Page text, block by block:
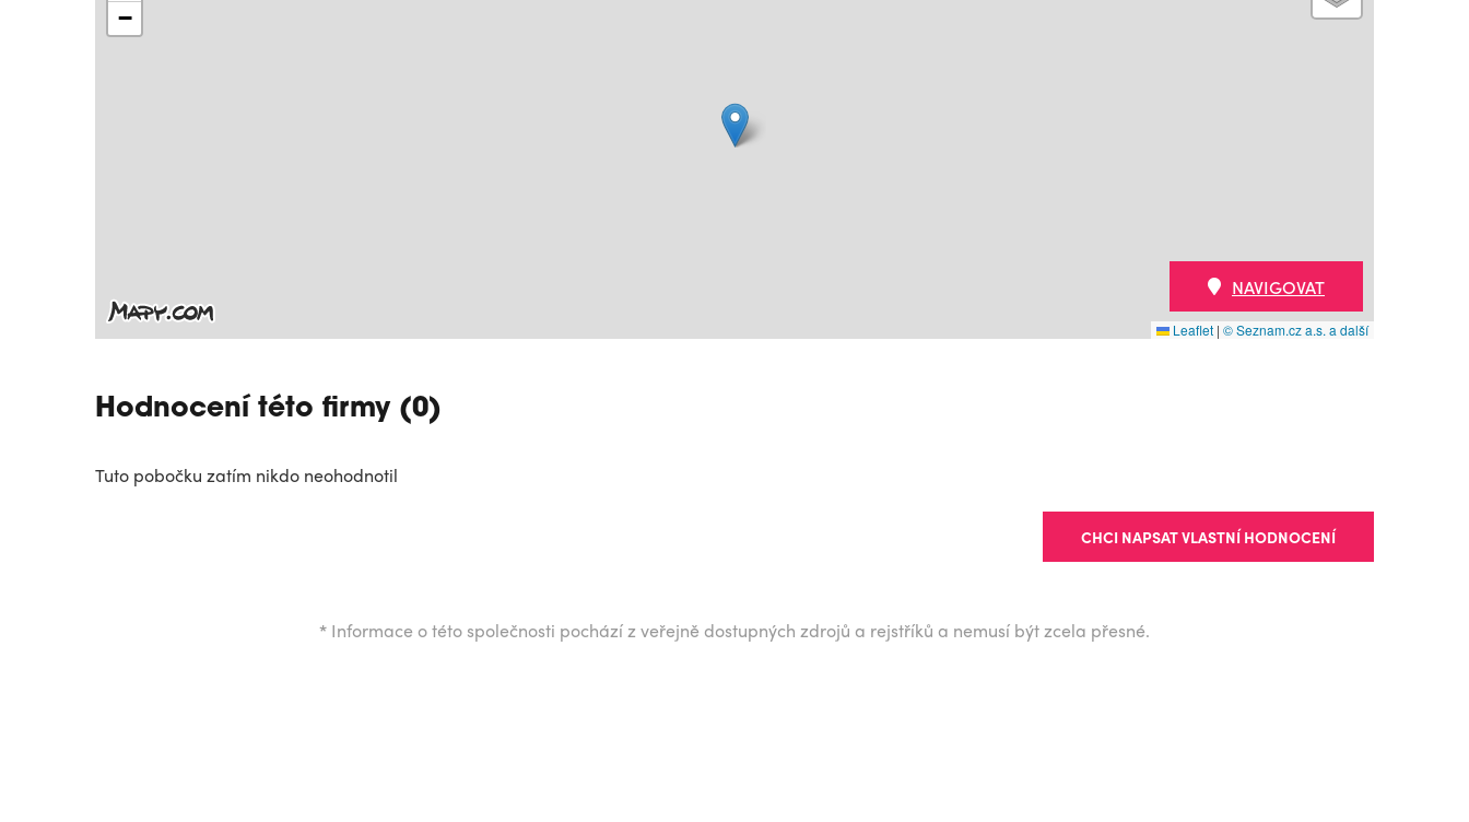
−
Leaflet | © Seznam.cz a.s. a další
NAVIGOVAT
Hodnocení této firmy (0)
Tuto pobočku zatím nikdo neohodnotil
CHCI NAPSAT VLASTNÍ HODNOCENÍ
* Informace o této společnosti pochází z veřejně dostupných zdrojů a rejstříků a nemusí být zcela přesné.